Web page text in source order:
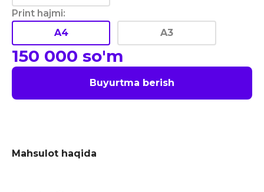
Print hajmi:
A4
A3
150 000 so'm
Buyurtma berish
Mahsulot haqida